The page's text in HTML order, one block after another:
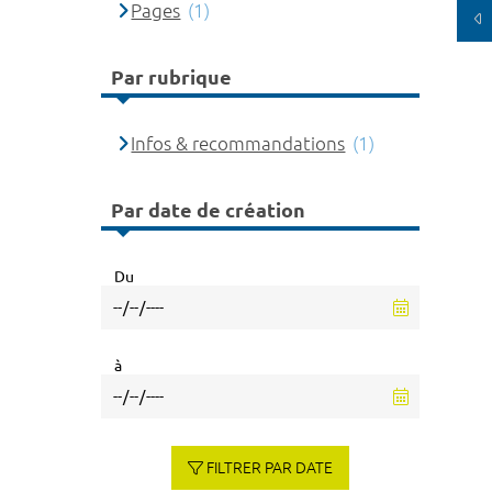
Pages (1)
Par rubrique
Infos & recommandations (1)
Par date de création
Du
à
FILTRER PAR DATE